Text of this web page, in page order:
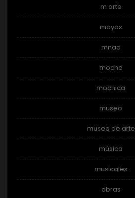
m arte
mayas
mnac
moche
mochica
museo
museo de arte
música
musicales
obras